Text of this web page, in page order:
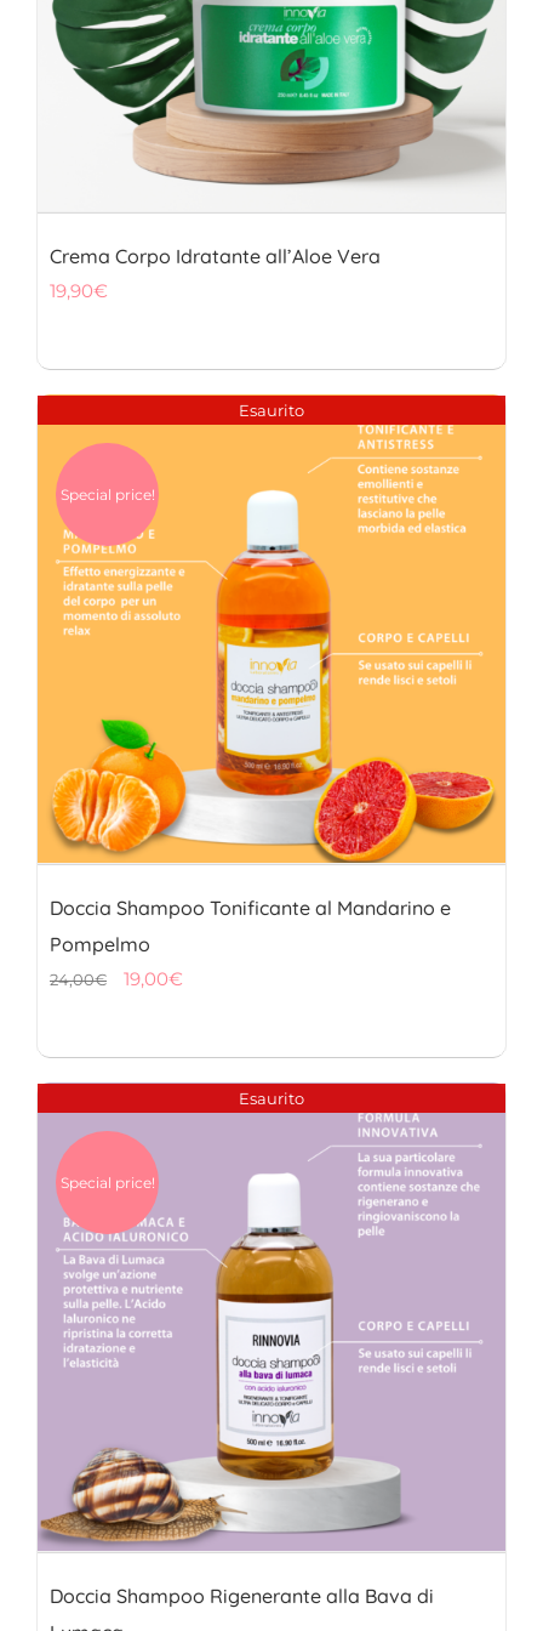
Crema Corpo Idratante all’Aloe Vera
19,90€
Esaurito
Special price!
Doccia Shampoo Tonificante al Mandarino e
Pompelmo
24,00€
Il
era:
24,00€.
19,00€
è:
19,00€.
Esaurito
Special price!
Doccia Shampoo Rigenerante alla Bava di